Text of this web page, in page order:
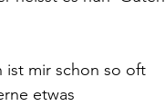
ist mir schon so oft
etwas